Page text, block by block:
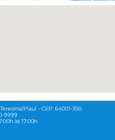
Piauí - CEP: 64001-350
9999
às 17:00h